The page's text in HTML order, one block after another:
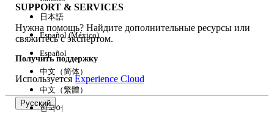
Очистить все Готово
SUPPORT & SERVICES
Нужна помощь? Найдите дополнительные ресурсы или
свяжитесь с экспертом.
Получить поддержку
ИспользуетсяExperience Cloud
Русский
日本語
Español (México)
Español
中文（简体）
中文（繁體）
한국어